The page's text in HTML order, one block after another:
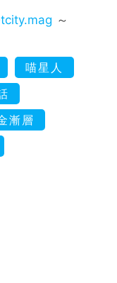
～
喵星人
漸層